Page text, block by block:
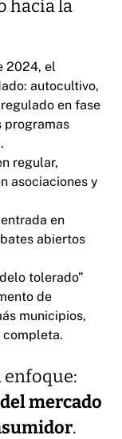
hacia la
2024, el
autocultivo,
en fase
programas
regular,
asociaciones y
en
abiertos
tolerado”
de
municipios,
completa.
enfoque:
mercado
.